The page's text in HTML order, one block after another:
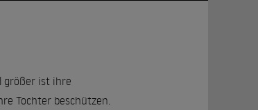
größer ist ihre
Tochter beschützen.